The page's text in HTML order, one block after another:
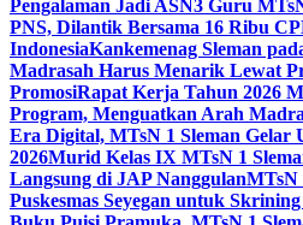
Pengalaman Jadi ASN3 Guru
PNS, Dilantik Bersama 16 Ribu
IndonesiaKankemenag Sleman
Madrasah Harus Menarik Lewat
PromosiRapat Kerja Tahun 2026
Program, Menguatkan Arah
Era Digital, MTsN 1 Sleman Gelar
2026Murid Kelas IX MTsN 1
Langsung di JAP NanggulanMTsN
Puskesmas Seyegan untuk